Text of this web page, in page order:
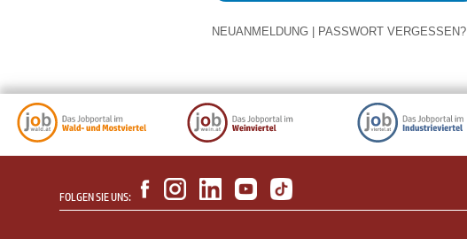
NEUANMELDUNG PASSWORT VERGESSEN?
FOLGEN SIE UNS: